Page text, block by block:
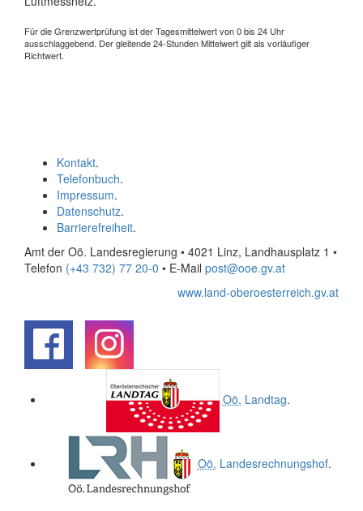
Für die Grenzwertprüfung ist der Tagesmittelwert von 0 bis 24 Uhr
ausschlaggebend. Der gleitende 24-Stunden Mittelwert gilt als vorläufiger
Richtwert.
Kontakt.
Telefonbuch.
Impressum.
Datenschutz.
Barrierefreiheit.
Amt der Oö. Landesregierung • 4021 Linz, Landhausplatz 1 •
Telefon (+43 732) 77 20-0 • E-Mail post@ooe.gv.at
www.land-oberoesterreich.gv.at
Oö. Landtag.
Oö. Landesrechnungshof.